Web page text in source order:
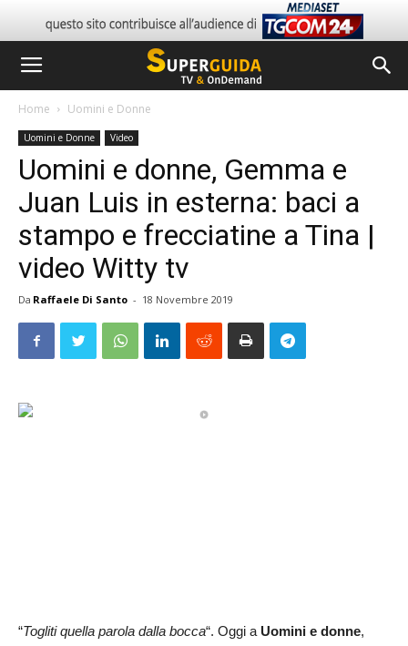
Home Uomini e Donne
Uomini e Donne Video
Uomini e donne, Gemma e
Juan Luis in esterna: baci a
stampo e frecciatine a Tina |
video Witty tv
Da Raffaele Di Santo - 18 Novembre 2019
“Togliti quella parola dalla bocca“. Oggi aUomini e donne,